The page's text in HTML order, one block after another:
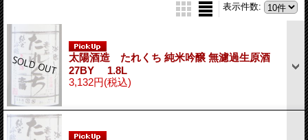
表示件数:
太陽酒造 たれくち 純米吟醸 無濾過生原酒
27BY 1.8L
3,132円(税込)